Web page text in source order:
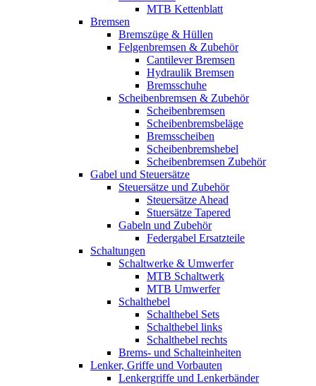
MTB Kettenblatt
Bremsen
Bremszüge & Hüllen
Felgenbremsen & Zubehör
Cantilever Bremsen
Hydraulik Bremsen
Bremsschuhe
Scheibenbremsen & Zubehör
Scheibenbremsen
Scheibenbremsbeläge
Bremsscheiben
Scheibenbremshebel
Scheibenbremsen Zubehör
Gabel und Steuersätze
Steuersätze und Zubehör
Steuersätze Ahead
Stuersätze Tapered
Gabeln und Zubehör
Federgabel Ersatzteile
Schaltungen
Schaltwerke & Umwerfer
MTB Schaltwerk
MTB Umwerfer
Schalthebel
Schalthebel Sets
Schalthebel links
Schalthebel rechts
Brems- und Schalteinheiten
Lenker, Griffe und Vorbauten
Lenkergriffe und Lenkerbänder